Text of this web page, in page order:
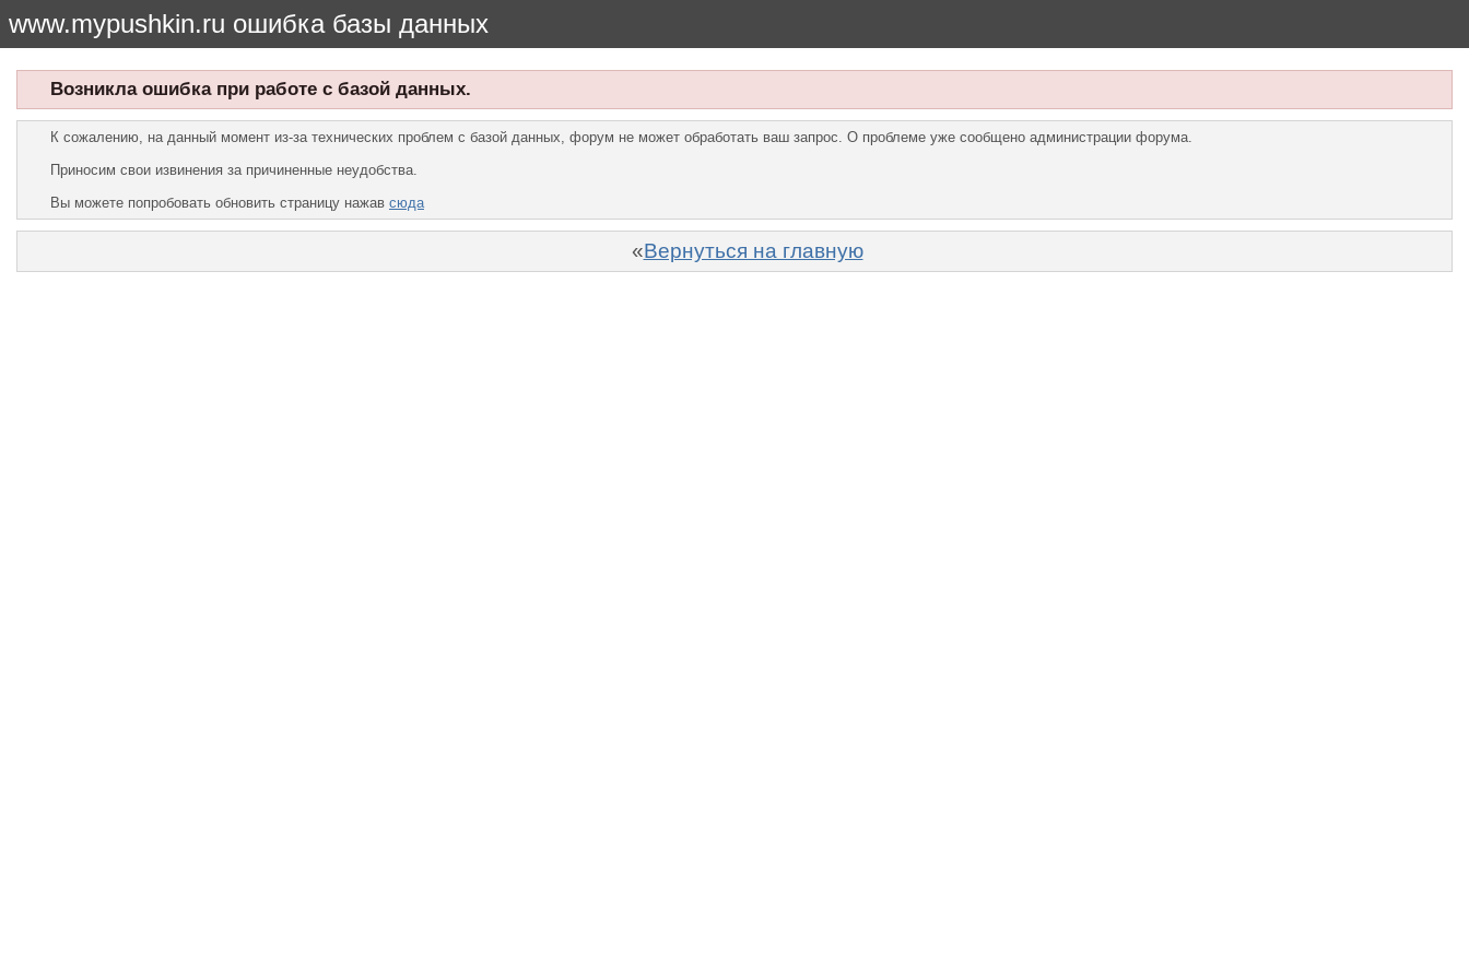
www.mypushkin.ru ошибка базы данных
Возникла ошибка при работе с базой данных.
К сожалению, на данный момент из-за технических проблем с базой данных, форум не может обработать ваш запрос. О проблеме уже сообщено администрации форума.
Приносим свои извинения за причиненные неудобства.
Вы можете попробовать обновить страницу нажав сюда
«Вернуться на главную